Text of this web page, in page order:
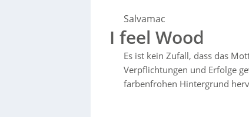
Salvamac
I feel Wood
Es ist kein Zufall, dass das
Verpflichtungen und Erfolge
farbenfrohen Hintergrund